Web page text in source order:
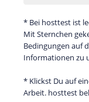
* Bei hosttest ist
Mit Sternchen
Bedingungen auf
Informationen zu
* Klickst Du auf
Arbeit. hosttest